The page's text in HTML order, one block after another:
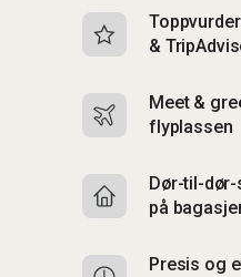
&
Meet &
flyplassen
Dør-til-
på
Presis og